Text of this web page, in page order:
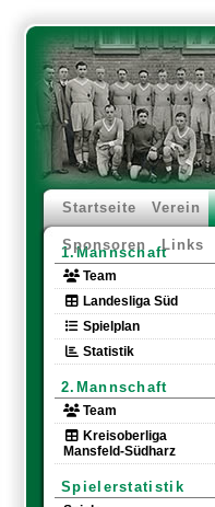
Startseite Verein
Sponsoren Links
1.Mannschaft
Team
Landesliga Süd
Spielplan
Statistik
2.Mannschaft
Team
Kreisoberliga
Mansfeld-Südharz
Spielerstatistik